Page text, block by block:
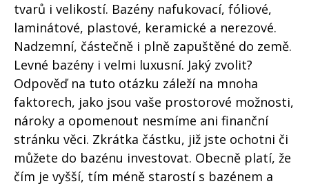
tvarů i velikostí. Bazény nafukovací, fóliové,
laminátové, plastové, keramické a nerezové.
Nadzemní, částečně i plně zapuštěné do země.
Levné bazény i velmi luxusní. Jaký zvolit?
Odpověď na tuto otázku záleží na mnoha
faktorech, jako jsou vaše prostorové možnosti,
nároky a opomenout nesmíme ani finanční
stránku věci. Zkrátka částku, již jste ochotni či
můžete do bazénu investovat. Obecně platí, že
čím je vyšší, tím méně starostí s bazénem a